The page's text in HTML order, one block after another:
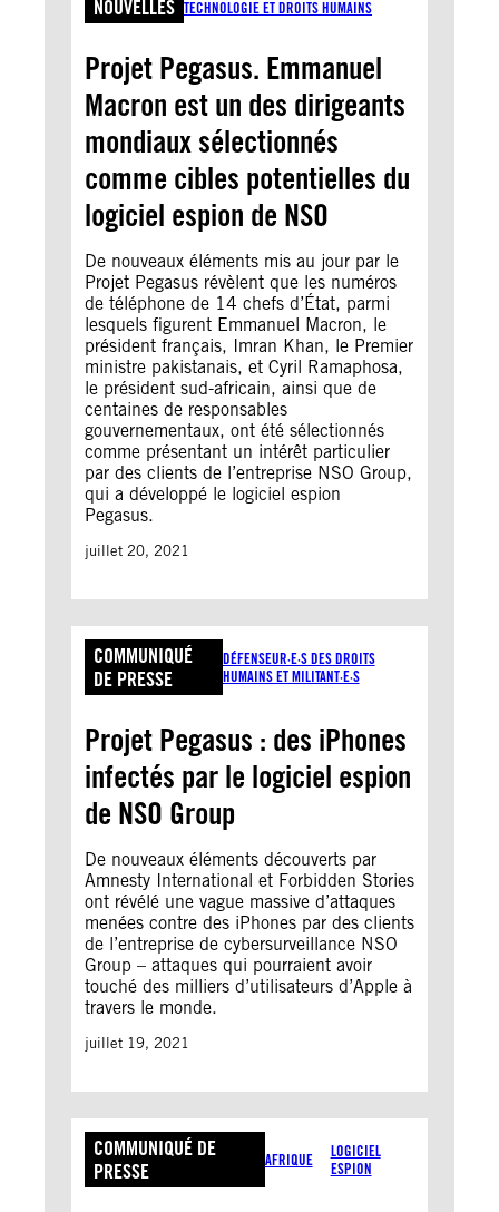
NOUVELLES TECHNOLOGIE ET DROITS HUMAINS
Projet Pegasus. Emmanuel
Macron est un des dirigeants
mondiaux sélectionnés
comme cibles potentielles du
logiciel espion de NSO
De nouveaux éléments mis au jour par le
Projet Pegasus révèlent que les numéros
de téléphone de 14 chefs d’État, parmi
lesquels figurent Emmanuel Macron, le
président français, Imran Khan, le Premier
ministre pakistanais, et Cyril Ramaphosa,
le président sud-africain, ainsi que de
centaines de responsables
gouvernementaux, ont été sélectionnés
comme présentant un intérêt particulier
par des clients de l’entreprise NSO Group,
qui a développé le logiciel espion
Pegasus.
juillet 20, 2021
COMMUNIQUÉ
DE PRESSE
DÉFENSEUR·E·S DES DROITS
HUMAINS ET MILITANT·E·S
Projet Pegasus : des iPhones
infectés par le logiciel espion
de NSO Group
De nouveaux éléments découverts par
Amnesty International et Forbidden Stories
ont révélé une vague massive d’attaques
menées contre des iPhones par des clients
de l’entreprise de cybersurveillance NSO
Group – attaques qui pourraient avoir
touché des milliers d’utilisateurs d’Apple à
travers le monde.
juillet 19, 2021
COMMUNIQUÉ DE
PRESSE
AFRIQUE
LOGICIEL
ESPION